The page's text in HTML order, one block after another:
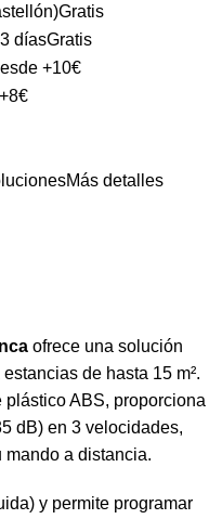
Gratis
díasGratis
+10€
Más detalles
ofrece una solución
de hasta 15 m².
plástico ABS, proporciona
dB) en 3 velocidades,
a distancia.
y permite programar